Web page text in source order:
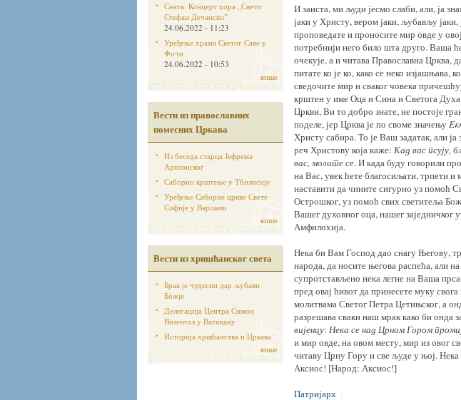
Сента: Концерт хора „Свети
Стефан Дечанскиˮ
24.06.2022 - 11:23
Уређење храма Светог Саве у
Фочи
24.06.2022 - 10:53
више
Вести из православних
помесних Цркава
Из беседа старца Јефрема
Аризонског
Саборно крштење у Тбилисију
Уређење Саборне цркве Свете
Софије у Варшави
више
Вести из хришћанског света
Брак је чудесни дар љубави
Божје
Делегација Центра Симон
Визентал у Ватикану
Историја хршћанства и Цркава
више
И заиста, ми људи јесмо слаби, али, ја
јаки у Христу, вером јаки, љубављу
проповедате и проносите мир овде у
потребнији него било шта друго. Ваша
очекује, а и читава Православна Црква,
питате ко је ко, како се неко
сведочите мир и сваког човека
крштен у име Оца и Сина и Светога Духа
Цркви, Ви то добро знате, не постоје
поделе, јер Црква је по своме значењу
Христу сабира. То је Ваш задатак, али
реч Христову која каже: Кад вас псују,
вас, молите се. И када буду говорили
на Вас, увек ћете благосиљати, трпети и
наставити да чините сигурно уз помоћ
Острошког, уз помоћ свих светитеља
Вашег духовног оца, нашег
Амфилохија.
Нека би Вам Господ дао снагу Његову,
народа, да носите његова распећа, али
супротстављено нека легне на Ваша
пред овај ћивот да принесете муку
молитвама Светог Петра Цетињског, а
разрешава сваки наш мрак како би онда
вијенцу: Нека се над Црном Гором
и мир овде, на овом месту, мир из овог
читаву Црну Гору и све људе у њој.
Аксиос! [Народ: Аксиос!]
Патријарх